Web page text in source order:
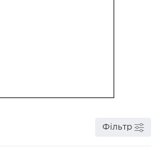
Фільтр